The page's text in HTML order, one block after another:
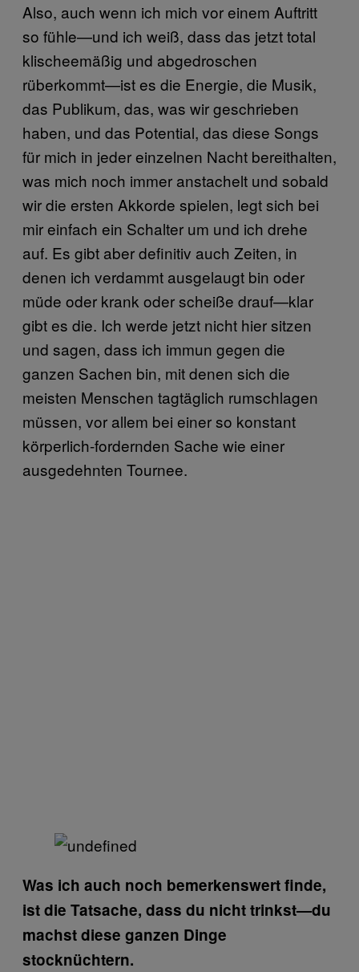
Also, auch wenn ich mich vor einem Auftritt
so fühle—und ich weiß, dass das jetzt total
klischeemäßig und abgedroschen
rüberkommt—ist es die Energie, die Musik,
das Publikum, das, was wir geschrieben
haben, und das Potential, das diese Songs
für mich in jeder einzelnen Nacht bereithalten,
was mich noch immer anstachelt und sobald
wir die ersten Akkorde spielen, legt sich bei
mir einfach ein Schalter um und ich drehe
auf. Es gibt aber definitiv auch Zeiten, in
denen ich verdammt ausgelaugt bin oder
müde oder krank oder scheiße drauf—klar
gibt es die. Ich werde jetzt nicht hier sitzen
und sagen, dass ich immun gegen die
ganzen Sachen bin, mit denen sich die
meisten Menschen tagtäglich rumschlagen
müssen, vor allem bei einer so konstant
körperlich-fordernden Sache wie einer
ausgedehnten Tournee.
Was ich auch noch bemerkenswert finde,
ist die Tatsache, dass du nicht trinkst—du
machst diese ganzen Dinge
stocknüchtern.